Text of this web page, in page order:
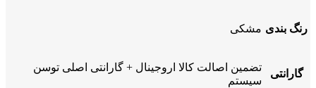
رنگ بندی مشکی
گارانتی
تضمین اصالت کالا اروجینال + گارانتی اصلی توسن
سیستم